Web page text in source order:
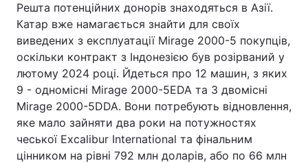
Решта потенційних донорів знаходяться в Азії.
Катар вже намагається знайти для своїх
виведених з експлуатації Mirage 2000-5 покупців,
оскільки контракт з Індонезією був розірваний у
лютому 2024 році. Йдеться про 12 машин, з яких
9 - одномісні Mirage 2000-5EDA та 3 двомісні
Mirage 2000-5DDA. Вони потребують відновлення,
яке мало зайняти два роки на потужностях
чеської Excalibur International та фінальним
цінником на рівні 792 млн доларів, або по 66 млн